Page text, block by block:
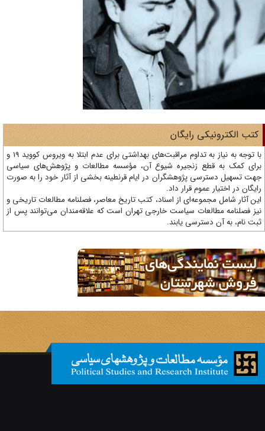
الکترونیکی رایگان
با توجه به نیاز به تداوم مراقبت‌های بهداشتی برای عدم ابتلا به ویروس کووید 19 و
کمک به قطع زنجیره شیوع آن، مؤسسه مطالعات و پژوهش‌های سیاسی
تسهیل دسترسی پژوهشگران در ایام قرنطینه بخشی از آثار خود را به صورت
در اختیار عموم قرار داد.
آثار شامل مجموعه‌ای از اسناد، کتب تاریخ معاصر، فصلنامه‌ مطالعات تاریخی و
فصلنامه مطالعات سیاست خارجی تهران است که علاقه‌مندان می‌توانند پس از
نام، به آن دسترسی یابند.